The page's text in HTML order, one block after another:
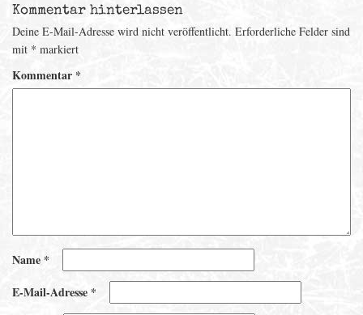
Kommentar hinterlassen
Deine E-Mail-Adresse wird nicht veröffentlicht. Erforderliche Felder sind
mit * markiert
Kommentar*
Name*
E-Mail-Adresse *